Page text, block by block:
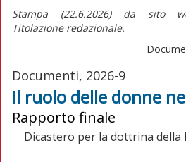
Stampa (22.6.2026) da sito
Titolazione redazionale.
Documenti, 2026-9
Il ruolo delle donne
Rapporto finale
Dicastero per la dottrina della